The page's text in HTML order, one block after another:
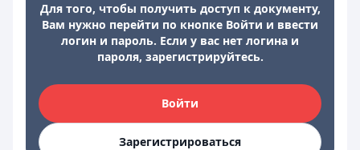
Для того, чтобы получить доступ к документу,
Вам нужно перейти по кнопке Войти и ввести
логин и пароль. Если у вас нет логина и
пароля, зарегистрируйтесь.
Войти
Зарегистрироваться